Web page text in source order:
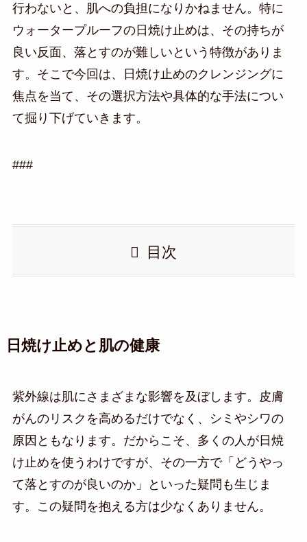
行わないと、肌への負担になりかねません。特に
ウォータープルーフの日焼け止めは、その持ちが
良い反面、落とすのが難しいという特徴がありま
す。そこで今回は、日焼け止めのクレンジングに
焦点を当て、その選択方法や具体的な手法につい
て掘り下げていきます。
###
目次
日焼け止めと肌の健康
紫外線は肌にさまざまな影響を及ぼします。皮膚
がんのリスクを高めるだけでなく、シミやシワの
原因ともなります。だからこそ、多くの人が日焼
け止めを使うわけですが、その一方で「どうやっ
て落とすのが良いのか」といった疑問も生じま
す。この疑問を抱える方は少なくありません。